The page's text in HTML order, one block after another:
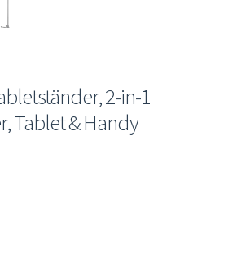
2-in-1
Tablet & Handy